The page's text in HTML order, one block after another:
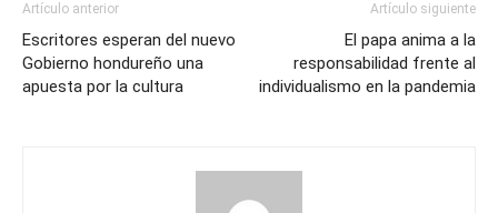
Artículo anterior
Escritores esperan del nuevo
Gobierno hondureño una
apuesta por la cultura
Artículo siguiente
El papa anima a la
responsabilidad frente al
individualismo en la pandemia